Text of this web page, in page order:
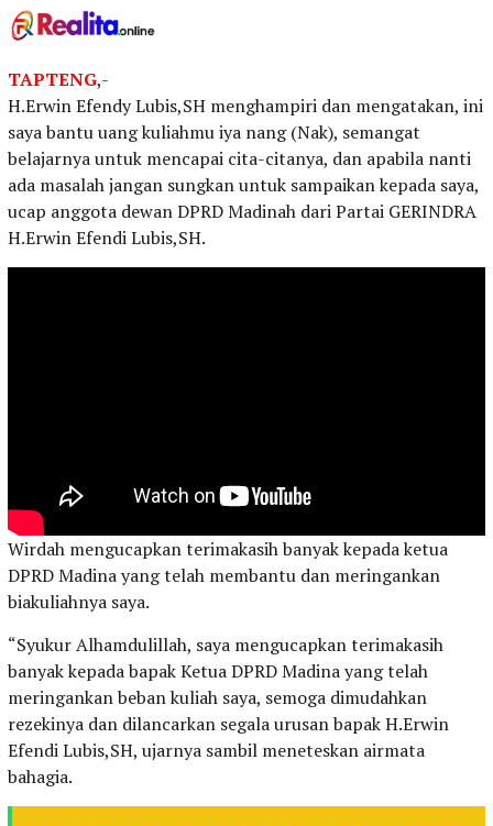
TAPTENG,-
H.Erwin Efendy Lubis,SH menghampiri dan mengatakan, ini
saya bantu uang kuliahmu iya nang (Nak), semangat
belajarnya untuk mencapai cita-citanya, dan apabila nanti
ada masalah jangan sungkan untuk sampaikan kepada saya,
ucap anggota dewan DPRD Madinah dari Partai GERINDRA
H.Erwin Efendi Lubis,SH.
Wirdah mengucapkan terimakasih banyak kepada ketua
DPRD Madina yang telah membantu dan meringankan
biakuliahnya saya.
“Syukur Alhamdulillah, saya mengucapkan terimakasih
banyak kepada bapak Ketua DPRD Madina yang telah
meringankan beban kuliah saya, semoga dimudahkan
rezekinya dan dilancarkan segala urusan bapak H.Erwin
Efendi Lubis,SH, ujarnya sambil meneteskan airmata
bahagia.